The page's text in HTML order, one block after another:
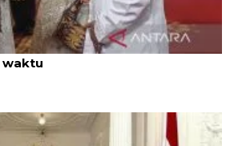
Jokowi dan Megawati
waktu